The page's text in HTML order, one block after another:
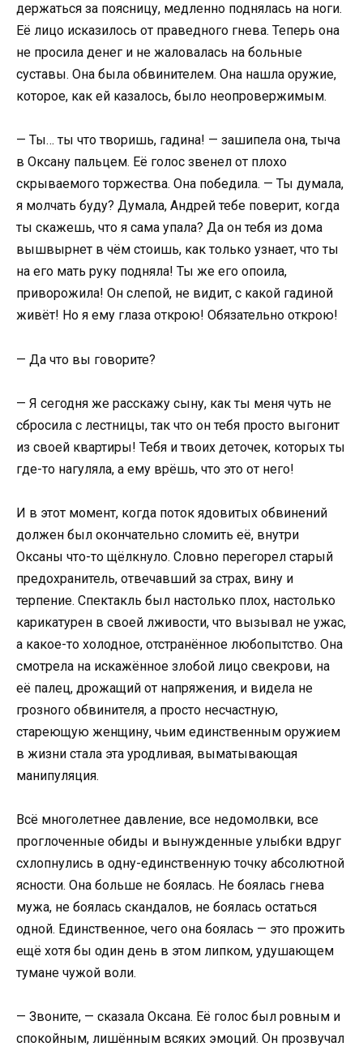
держаться за поясницу, медленно поднялась на ноги.
Её лицо исказилось от праведного гнева. Теперь она
не просила денег и не жаловалась на больные
суставы. Она была обвинителем. Она нашла оружие,
которое, как ей казалось, было неопровержимым.
— Ты… ты что творишь, гадина! — зашипела она, тыча
в Оксану пальцем. Её голос звенел от плохо
скрываемого торжества. Она победила. — Ты думала,
я молчать буду? Думала, Андрей тебе поверит, когда
ты скажешь, что я сама упала? Да он тебя из дома
вышвырнет в чём стоишь, как только узнает, что ты
на его мать руку подняла! Ты же его опоила,
приворожила! Он слепой, не видит, с какой гадиной
живёт! Но я ему глаза открою! Обязательно открою!
— Да что вы говорите?
— Я сегодня же расскажу сыну, как ты меня чуть не
сбросила с лестницы, так что он тебя просто выгонит
из своей квартиры! Тебя и твоих деточек, которых ты
где-то нагуляла, а ему врёшь, что это от него!
И в этот момент, когда поток ядовитых обвинений
должен был окончательно сломить её, внутри
Оксаны что-то щёлкнуло. Словно перегорел старый
предохранитель, отвечавший за страх, вину и
терпение. Спектакль был настолько плох, настолько
карикатурен в своей лживости, что вызывал не ужас,
а какое-то холодное, отстранённое любопытство. Она
смотрела на искажённое злобой лицо свекрови, на
её палец, дрожащий от напряжения, и видела не
грозного обвинителя, а просто несчастную,
стареющую женщину, чьим единственным оружием
в жизни стала эта уродливая, выматывающая
манипуляция.
Всё многолетнее давление, все недомолвки, все
проглоченные обиды и вынужденные улыбки вдруг
схлопнулись в одну-единственную точку абсолютной
ясности. Она больше не боялась. Не боялась гнева
мужа, не боялась скандалов, не боялась остаться
одной. Единственное, чего она боялась — это прожить
ещё хотя бы один день в этом липком, удушающем
тумане чужой воли.
— Звоните, — сказала Оксана. Её голос был ровным и
спокойным, лишённым всяких эмоций. Он прозвучал